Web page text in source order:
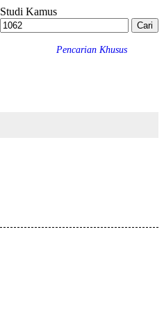
Studi Kamus
Pencarian Khusus